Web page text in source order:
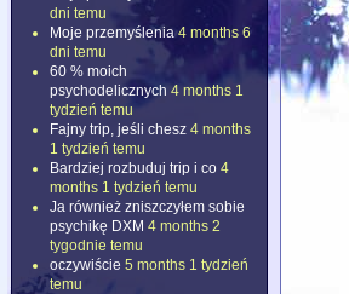
dni temu
Moje przemyślenia 4 months 6
dni temu
60 % moich
psychodelicznych 4 months 1
tydzień temu
Fajny trip, jeśli chesz 4 months
1 tydzień temu
Bardziej rozbuduj trip i co 4
months 1 tydzień temu
Ja również zniszczyłem sobie
psychikę DXM 4 months 2
tygodnie temu
oczywiście 5 months 1 tydzień
temu